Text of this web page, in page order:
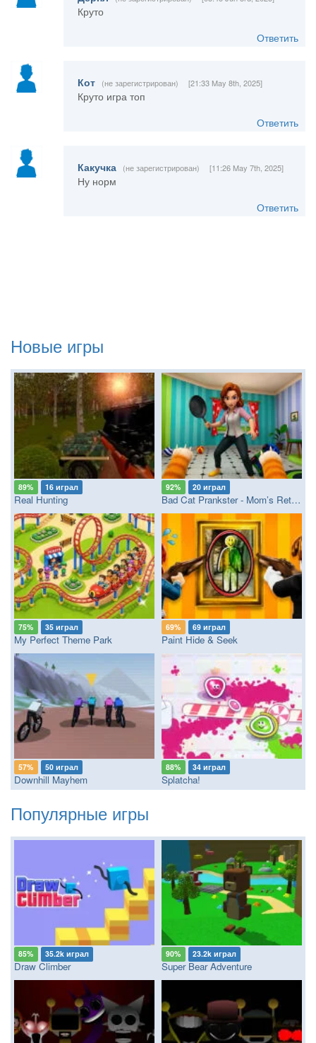
Круто
Ответить
Кот (не зарегистрирован) [21:33 May 8th, 2025]
Круто игра топ
Ответить
Какучка (не зарегистрирован) [11:26 May 7th, 2025]
Ну норм
Ответить
Новые игры
89% 16 играл
Real Hunting
92% 20 играл
Bad Cat Prankster - Mom’s Return
75% 35 играл
My Perfect Theme Park
69% 69 играл
Paint Hide & Seek
57% 50 играл
Downhill Mayhem
88% 34 играл
Splatcha!
Популярные игры
85% 35.2k играл
Draw Climber
90% 23.2k играл
Super Bear Adventure